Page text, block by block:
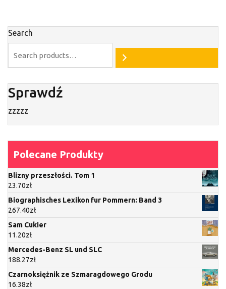
Search
Sprawdź
zzzzz
Polecane Produkty
Blizny przeszłości. Tom 1
23.70zł
Biographisches Lexikon fur Pommern: Band 3
267.40zł
Sam Cukier
11.20zł
Mercedes-Benz SL und SLC
188.27zł
Czarnoksiężnik ze Szmaragdowego Grodu
16.38zł